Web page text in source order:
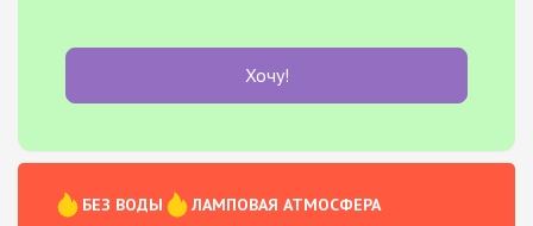
Хочу!
БЕЗ ВОДЫ
ЛАМПОВАЯ АТМОСФЕРА